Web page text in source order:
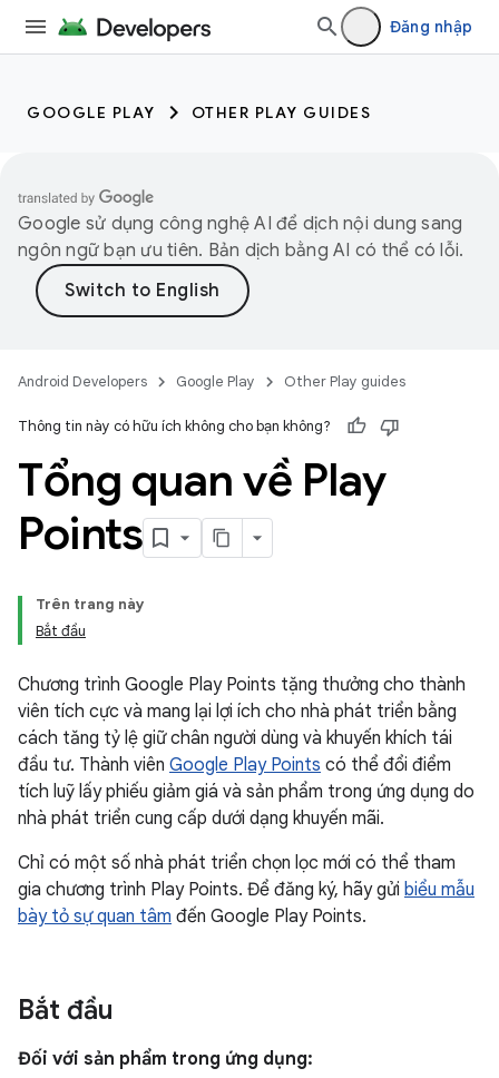
Đăng nhập
GOOGLE PLAY OTHER PLAY GUIDES
Google sử dụng công nghệ AI để dịch nội dung sang
ngôn ngữ bạn ưu tiên. Bản dịch bằng AI có thể có lỗi.
Android Developers Google Play Other Play guides
Thông tin này có hữu ích không cho bạn không?
Tổng quan về Play
Points
Trên trang này
Bắt đầu
Chương trình Google Play Points tặng thưởng cho thành
viên tích cực và mang lại lợi ích cho nhà phát triển bằng
cách tăng tỷ lệ giữ chân người dùng và khuyến khích tái
đầu tư. Thành viên Google Play Points có thể đổi điểm
tích luỹ lấy phiếu giảm giá và sản phẩm trong ứng dụng do
nhà phát triển cung cấp dưới dạng khuyến mãi.
Chỉ có một số nhà phát triển chọn lọc mới có thể tham
gia chương trình Play Points. Để đăng ký, hãy gửi biểu mẫu
bày tỏ sự quan tâm đến Google Play Points.
Bắt đầu
Đối với sản phẩm trong ứng dụng: